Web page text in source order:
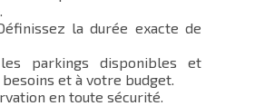
la durée exacte de
parkings disponibles et
et à votre budget.
en toute sécurité.